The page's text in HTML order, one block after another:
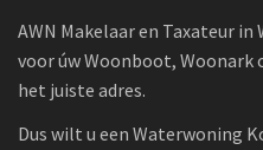
AWN Makelaar en Taxateur
voor úw Woonboot, Woonark
het juiste adres.
Dus wilt u een Waterwoning